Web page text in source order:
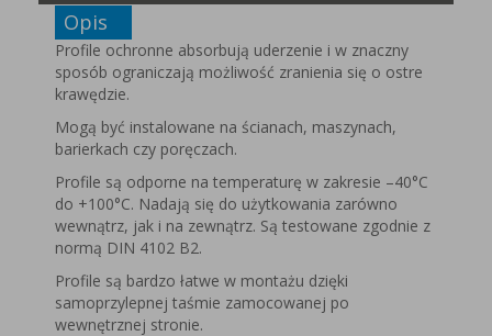
Opis
Profile ochronne absorbują uderzenie i w znaczny
sposób ograniczają możliwość zranienia się o ostre
krawędzie.
Mogą być instalowane na ścianach, maszynach,
barierkach czy poręczach.
Profile są odporne na temperaturę w zakresie –40°C
do +100°C. Nadają się do użytkowania zarówno
wewnątrz, jak i na zewnątrz. Są testowane zgodnie z
normą DIN 4102 B2.
Profile są bardzo łatwe w montażu dzięki
samoprzylepnej taśmie zamocowanej po
wewnętrznej stronie.